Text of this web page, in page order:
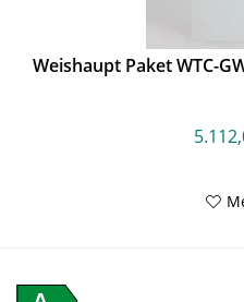
Weishaupt Paket WTC-